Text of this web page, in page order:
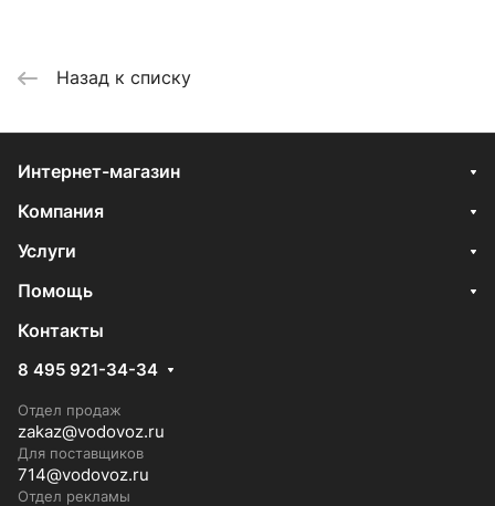
Назад к списку
Интернет-магазин
Компания
Услуги
Помощь
Контакты
8 495 921-34-34
Отдел продаж
zakaz@vodovoz.ru
Для поставщиков
714@vodovoz.ru
Отдел рекламы